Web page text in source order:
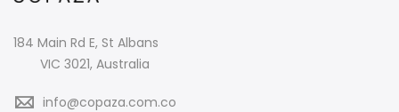
184 Main Rd E, St Albans
VIC 3021, Australia
info@copaza.com.co